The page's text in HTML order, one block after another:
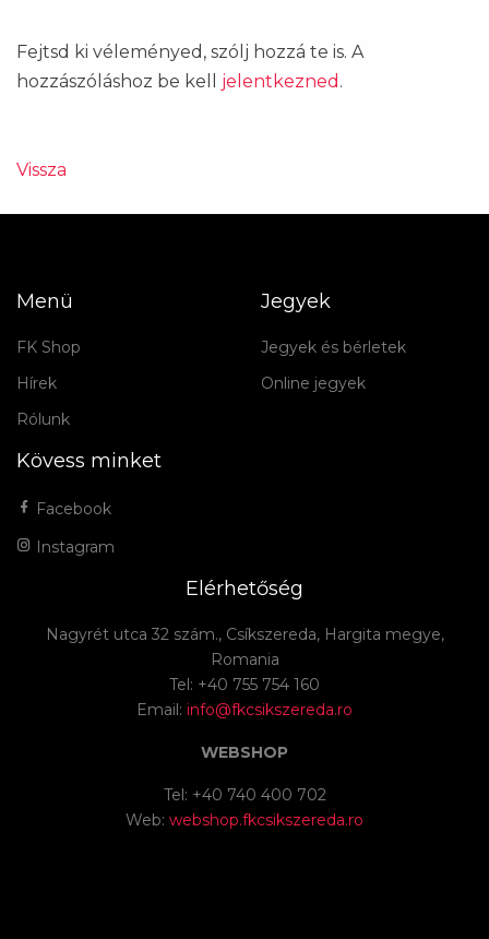
Fejtsd ki véleményed, szólj hozzá te is. A
hozzászóláshoz be kell jelentkezned .
Vissza
Menü
FK Shop
Hírek
Rólunk
Jegyek
Jegyek és bérletek
Online jegyek
Kövess minket
Facebook
Instagram
Elérhetőség
Nagyrét utca 32 szám., Csíkszereda, Hargita megye,
Romania
Tel: +40 755 754 160
Email: info@fkcsikszereda.ro
WEBSHOP
Tel: +40 740 400 702
Web: webshop.fkcsikszereda.ro